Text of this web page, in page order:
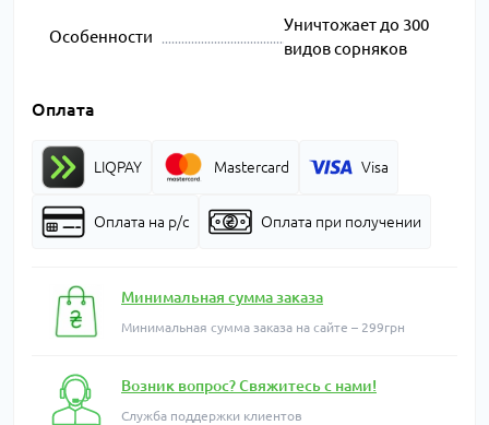
Особенности
Уничтожает до 300
видов сорняков
Оплата
LIQPAY Mastercard Visa
Оплата на р/с Оплата при получении
Минимальная сумма заказа
Минимальная сумма заказа на сайте – 299грн
Возник вопрос? Свяжитесь с нами!
Служба поддержки клиентов